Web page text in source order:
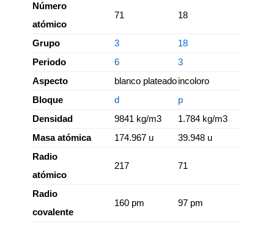
Número
atómico
71 18
Grupo 3
18
Periodo
6
3
Aspecto
blanco plateadoincoloro
Bloque
d
p
Densidad
9841 kg/m3
1.784 kg/m3
Masa atómica
174.967 u
39.948 u
Radio
atómico
217 71
Radio
covalente
160 pm 97 pm